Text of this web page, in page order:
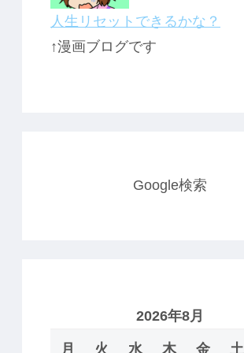
人生リセットできるかな？
↑漫画ブログです
Google検索
2026年8月
月 火 水 木 金 土